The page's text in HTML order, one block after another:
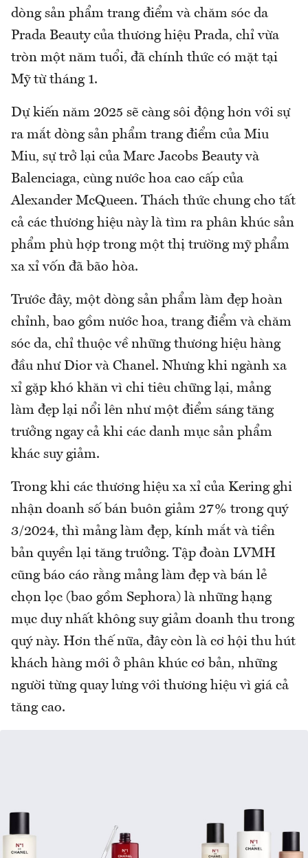
dòng sản phẩm trang điểm và chăm sóc da
Prada Beauty của thương hiệu Prada, chỉ vừa
tròn một năm tuổi, đã chính thức có mặt tại
Mỹ từ tháng 1.
Dự kiến năm 2025 sẽ càng sôi động hơn với sự
ra mắt dòng sản phẩm trang điểm của Miu
Miu, sự trở lại của Marc Jacobs Beauty và
Balenciaga, cùng nước hoa cao cấp của
Alexander McQueen. Thách thức chung cho tất
cả các thương hiệu này là tìm ra phân khúc sản
phẩm phù hợp trong một thị trường mỹ phẩm
xa xỉ vốn đã bão hòa.
Trước đây, một dòng sản phẩm làm đẹp hoàn
chỉnh, bao gồm nước hoa, trang điểm và chăm
sóc da, chỉ thuộc về những thương hiệu hàng
đầu như Dior và Chanel. Nhưng khi ngành xa
xỉ gặp khó khăn vì chi tiêu chững lại, mảng
làm đẹp lại nổi lên như một điểm sáng tăng
trưởng ngay cả khi các danh mục sản phẩm
khác suy giảm.
Trong khi các thương hiệu xa xỉ của Kering ghi
nhận doanh số bán buôn giảm 27% trong quý
3/2024, thì mảng làm đẹp, kính mắt và tiền
bản quyền lại tăng trưởng. Tập đoàn LVMH
cũng báo cáo rằng mảng làm đẹp và bán lẻ
chọn lọc (bao gồm Sephora) là những hạng
mục duy nhất không suy giảm doanh thu trong
quý này. Hơn thế nữa, đây còn là cơ hội thu hút
khách hàng mới ở phân khúc cơ bản, những
người từng quay lưng với thương hiệu vì giá cả
tăng cao.